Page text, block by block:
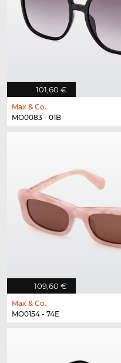
101,60 €
Max & Co.
MO0083 - 01B
109,60 €
Max & Co.
MO0154 - 74E